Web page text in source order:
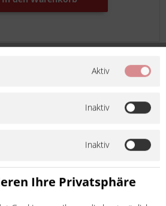
#428 50 Zähne 14201-
Aktiv
Inaktiv
Inaktiv
Ihre Privatsphäre